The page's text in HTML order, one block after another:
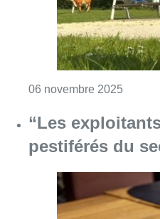
06 novembre 2025
“Les
pestiférés du